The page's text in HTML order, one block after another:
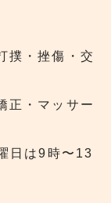
撲・挫傷・交
正・マッサー
日は9時〜13